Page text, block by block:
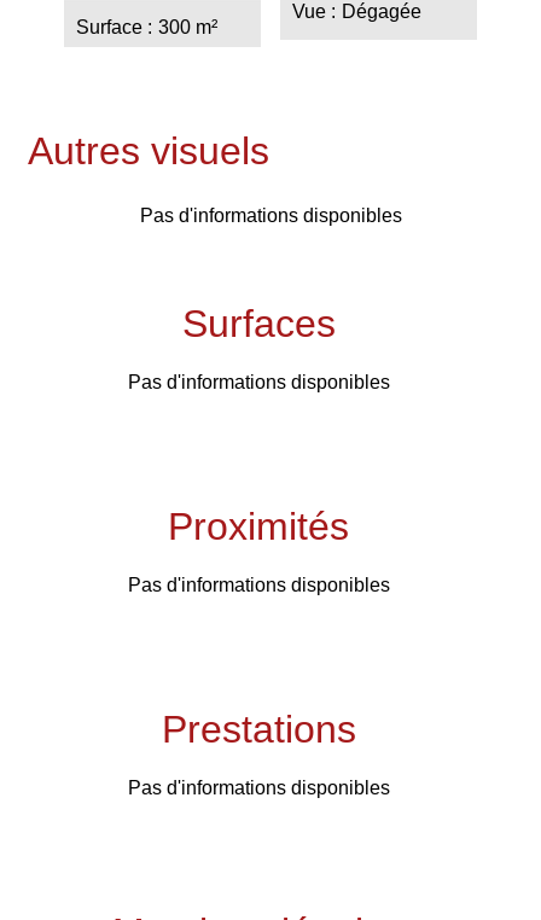
Surface 300 m²
Vue Dégagée
Autres visuels
Pas d'informations disponibles
Surfaces
Pas d'informations disponibles
Proximités
Pas d'informations disponibles
Prestations
Pas d'informations disponibles